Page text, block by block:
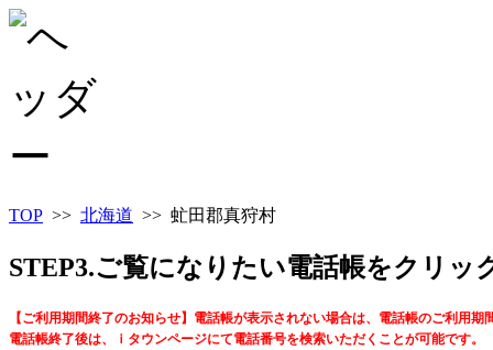
TOP >> 北海道 >> 虻田郡真狩村
STEP3.ご覧になりたい電話帳をクリッ
【ご利用期間終了のお知らせ】電話帳が表示されない場合は、電話帳のご利用期
電話帳終了後は、ｉタウンページにて電話番号を検索いただくことが可能です。